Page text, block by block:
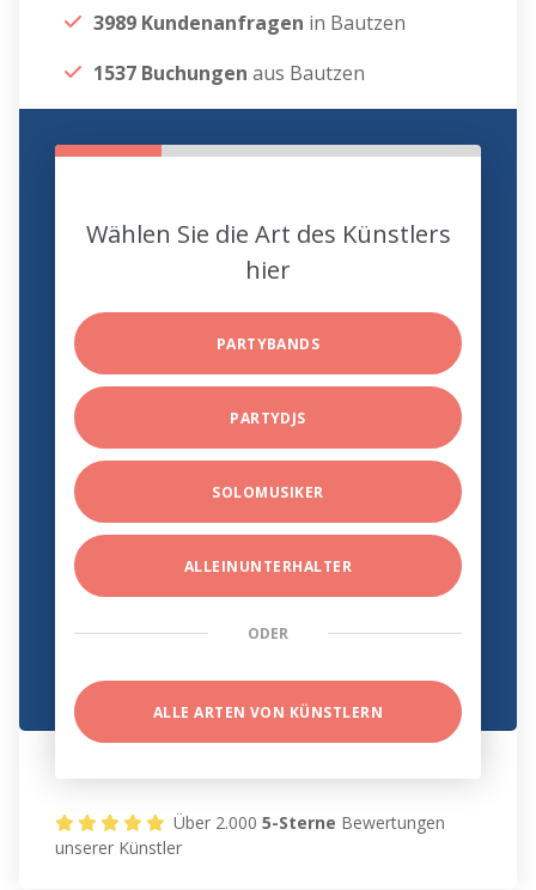
3989 Kundenanfragen in Bautzen
1537 Buchungen aus Bautzen
Wählen Sie die Art des Künstlers
hier
PARTYBANDS
PARTYDJS
SOLOMUSIKER
ALLEINUNTERHALTER
ODER
ALLE ARTEN VON KÜNSTLERN
Über 2.0005-Sterne Bewertungen
unserer Künstler